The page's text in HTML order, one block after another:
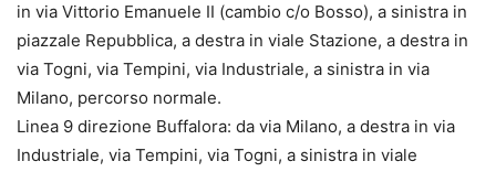
in via Vittorio Emanuele II (cambio c/o Bosso), a sinistra in
piazzale Repubblica, a destra in viale Stazione, a destra in
via Togni, via Tempini, via Industriale, a sinistra in via
Milano, percorso normale.
Linea 9 direzione Buffalora: da via Milano, a destra in via
Industriale, via Tempini, via Togni, a sinistra in viale